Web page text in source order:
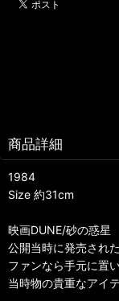
商品詳細
1984
Size 約31cm
映画DUNE/砂の惑星
公開当時に発売され
ファンなら手元に置
当時物の貴重なアイ